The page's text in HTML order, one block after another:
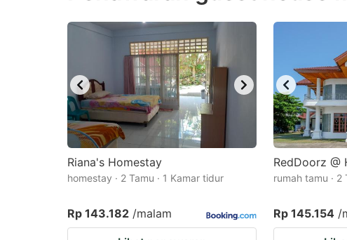
key
get
the
keyboard
shortcuts
for
dates.
to
get
the
for
dates.
Riana's Homestay
homestay · 2 Tamu · 1 Kamar tidur
Rp 143.182 /malam
RedDoorz @
rumah tamu · 2
Rp 145.154 /